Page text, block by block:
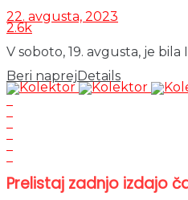
22. avgusta, 2023
2.6k
V soboto, 19. avgusta, je
Beri naprej Details
Prelistaj zadnjo izdajo